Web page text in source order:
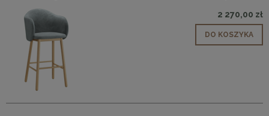
2 270,00 zł
DO KOSZYKA